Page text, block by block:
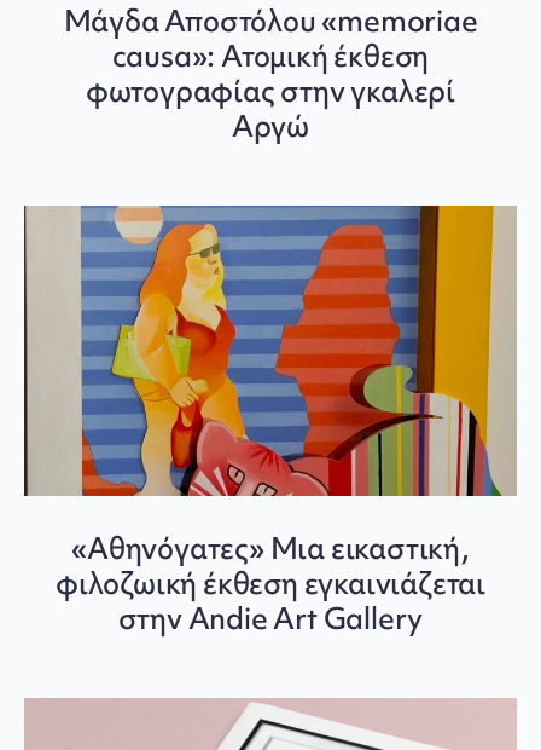
Μάγδα Αποστόλου «memoriae
causa»: Ατομική έκθεση
φωτογραφίας στην γκαλερί
Αργώ
«Αθηνόγατες» Μια εικαστική,
φιλοζωική έκθεση εγκαινιάζεται
στην Andie Art Gallery